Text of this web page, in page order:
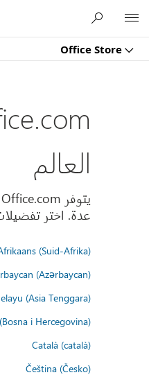
Office Store
العالم
عدة. اختر
(Suid-Afrika)
(Azərbaycan)
(Asia Tenggara)
i Hercegovina)
Català (català)
Čeština (Česko)